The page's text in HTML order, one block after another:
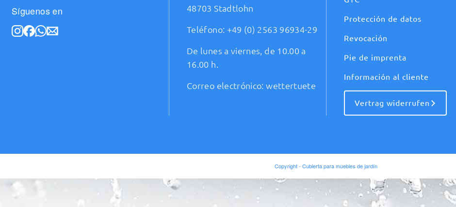
Síguenos en
48703 Stadtlohn
Teléfono: +49 (0) 2563 96934-29
De lunes a viernes, de 10.00 a
16.00 h.
Correo electrónico:wettertuete
Protección de datos
Revocación
Pie de imprenta
Información al cliente
Vertrag widerrufen
Copyright - Cubierta para muebles de jardín